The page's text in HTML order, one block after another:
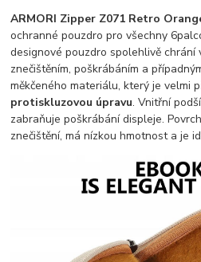
ARMORI Zipper Z071 Retro
ochranné pouzdro pro všechny
designové pouzdro spolehlivě chrání
znečištěním, poškrábáním a
měkčeného materiálu, který je velmi
protiskluzovou úpravu. Vnitřní
zabraňuje poškrábání displeje.
znečištění, má nízkou hmotnost a je